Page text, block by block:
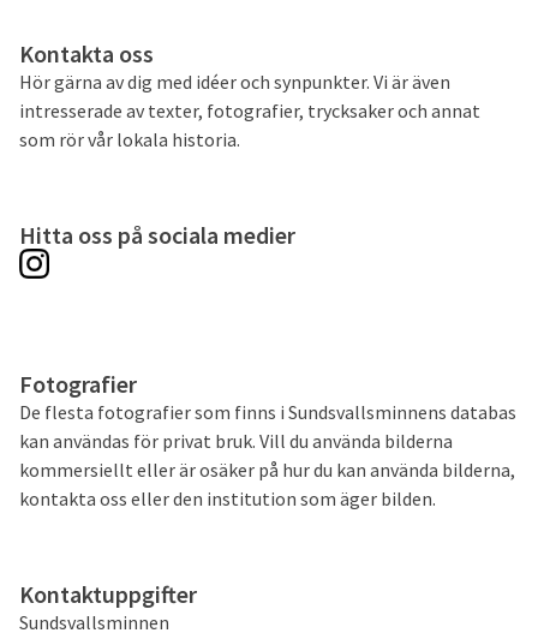
Kontakta oss
Hör gärna av dig med idéer och synpunkter. Vi är även
intresserade av texter, fotografier, trycksaker och annat
som rör vår lokala historia.
Hitta oss på sociala medier
Fotografier
De flesta fotografier som finns i Sundsvallsminnens databas
kan användas för privat bruk. Vill du använda bilderna
kommersiellt eller är osäker på hur du kan använda bilderna,
kontakta oss eller den institution som äger bilden.
Kontaktuppgifter
Sundsvallsminnen